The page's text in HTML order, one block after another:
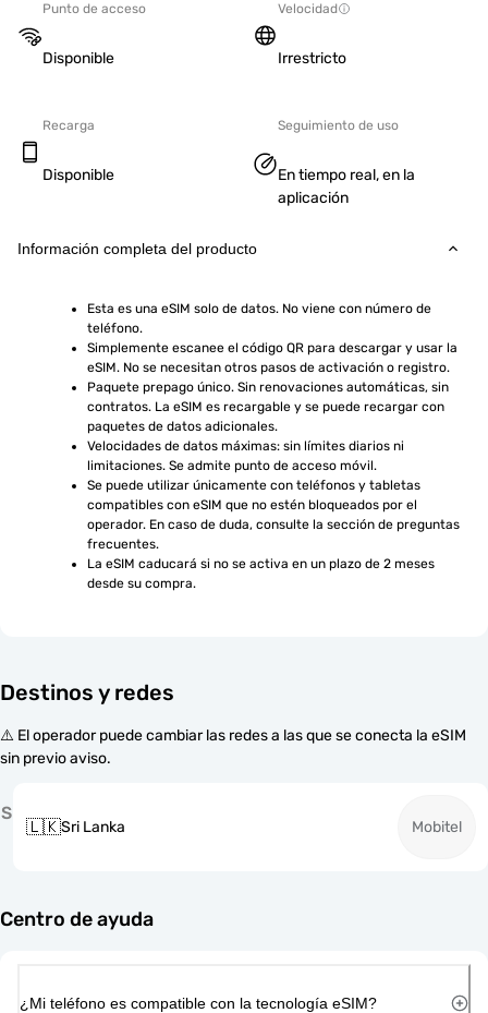
Punto de acceso
Disponible
Velocidad
Irrestricto
Recarga
Disponible
Seguimiento de uso
En tiempo real, en la
aplicación
Información completa del producto
Esta es una eSIM solo de datos. No viene con número de
teléfono.
Simplemente escanee el código QR para descargar y usar la
eSIM. No se necesitan otros pasos de activación o registro.
Paquete prepago único. Sin renovaciones automáticas, sin
contratos. La eSIM es recargable y se puede recargar con
paquetes de datos adicionales.
Velocidades de datos máximas: sin límites diarios ni
limitaciones. Se admite punto de acceso móvil.
Se puede utilizar únicamente con teléfonos y tabletas
compatibles con eSIM que no estén bloqueados por el
operador. En caso de duda, consulte la sección de preguntas
frecuentes.
La eSIM caducará si no se activa en un plazo de 2 meses
desde su compra.
Destinos y redes
⚠️ El operador puede cambiar las redes a las que se conecta la eSIM
sin previo aviso.
S
🇱🇰Sri Lanka Mobitel
Centro de ayuda
¿Mi teléfono es compatible con la tecnología eSIM?